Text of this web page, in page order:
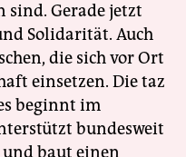
sind. Gerade jetzt
Solidarität. Auch
die sich vor Ort
einsetzen. Die taz
beginnt im
bundesweit
baut einen